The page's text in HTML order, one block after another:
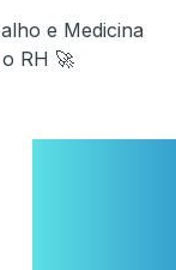
e Medicina
RH 🚀